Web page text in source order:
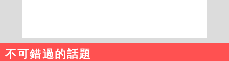
不可錯過的話題